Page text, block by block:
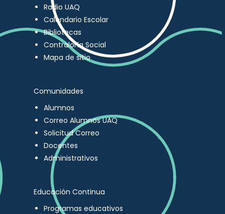
Radio UAQ
Calendario Escolar
Bibliotecas
Contraloría Social
Mapa de sitio
Comunidades
Alumnos
Correo Alumnos UAQ
Solicitud Correo
Docentes
Administrativos
Educación Continua
Programas educativos